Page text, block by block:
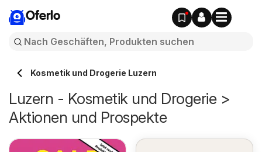
Oferlo
Kosmetik und Drogerie Luzern
Luzern - Kosmetik und Drogerie >
Aktionen und Prospekte